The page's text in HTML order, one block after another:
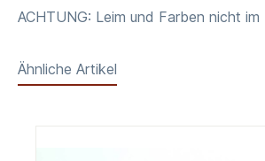
ACHTUNG: Leim und Farben nicht
Ähnliche Artikel